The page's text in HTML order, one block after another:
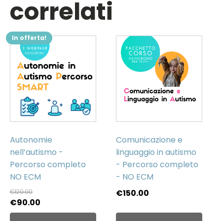
correlati
In offerta!
Autonomie
nell’autismo -
Percorso completo
NO ECM
€120.00
Il
prezzo
€90.00
prezzo
Comunicazione e
linguaggio in autismo
- Percorso completo
- NO ECM
€150.00